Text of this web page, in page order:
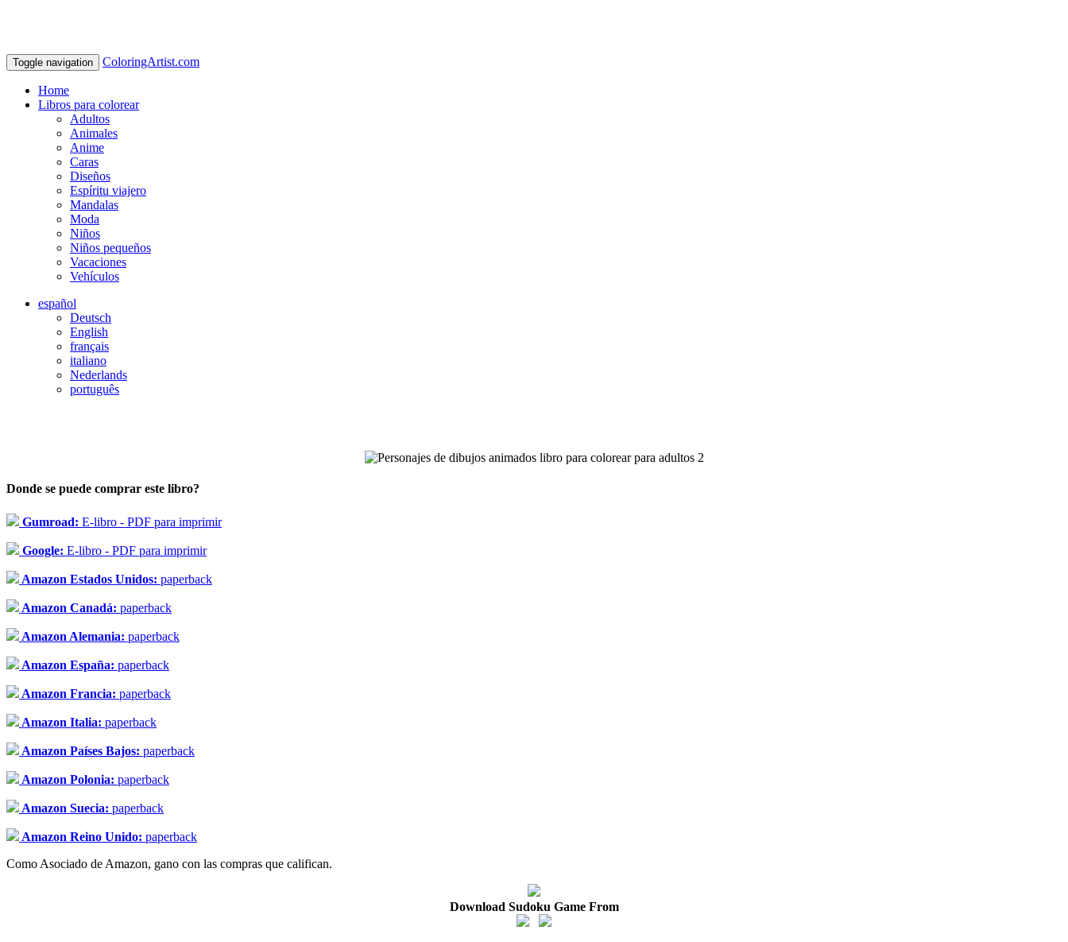
Toggle navigation ColoringArtist.com
Home
Libros para colorear
Adultos
Animales
Anime
Caras
Diseños
Espíritu viajero
Mandalas
Moda
Niños
Niños pequeños
Vacaciones
Vehículos
español
Deutsch
English
français
italiano
Nederlands
português
Donde se puede comprar este libro?
Gumroad: E-libro - PDF para imprimir
Google: E-libro - PDF para imprimir
Amazon Estados Unidos: paperback
Amazon Canadá: paperback
Amazon Alemania: paperback
Amazon España: paperback
Amazon Francia: paperback
Amazon Italia: paperback
Amazon Países Bajos: paperback
Amazon Polonia: paperback
Amazon Suecia: paperback
Amazon Reino Unido: paperback
Como Asociado de Amazon, gano con las compras que califican.
Download Sudoku Game From